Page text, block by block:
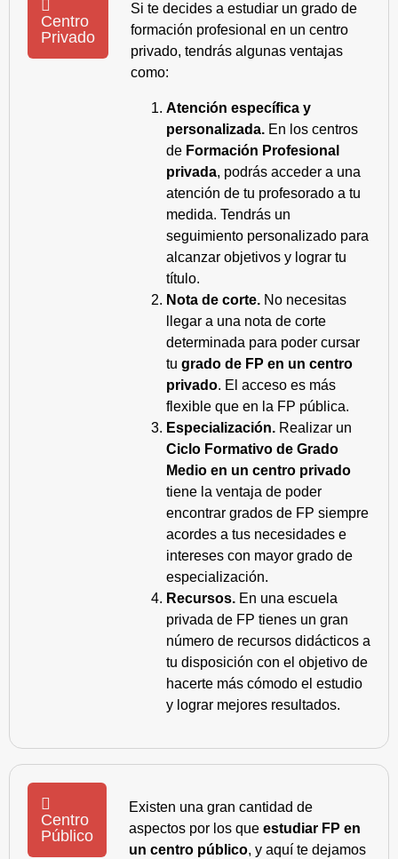
Centro
Privado
Si te decides a estudiar un grado de
formación profesional en un centro
privado, tendrás algunas ventajas
como:
Atención específica y
personalizada. En los centros
de Formación Profesional
privada, podrás acceder a una
atención de tu profesorado a tu
medida. Tendrás un
seguimiento personalizado para
alcanzar objetivos y lograr tu
título.
Nota de corte. No necesitas
llegar a una nota de corte
determinada para poder cursar
tu grado de FP en un centro
privado. El acceso es más
flexible que en la FP pública.
Especialización. Realizar un
Ciclo Formativo de Grado
Medio en un centro privado
tiene la ventaja de poder
encontrar grados de FP siempre
acordes a tus necesidades e
intereses con mayor grado de
especialización.
Recursos. En una escuela
privada de FP tienes un gran
número de recursos didácticos a
tu disposición con el objetivo de
hacerte más cómodo el estudio
y lograr mejores resultados.
Centro
Público
Existen una gran cantidad de
aspectos por los que estudiar FP en
un centro público, y aquí te dejamos